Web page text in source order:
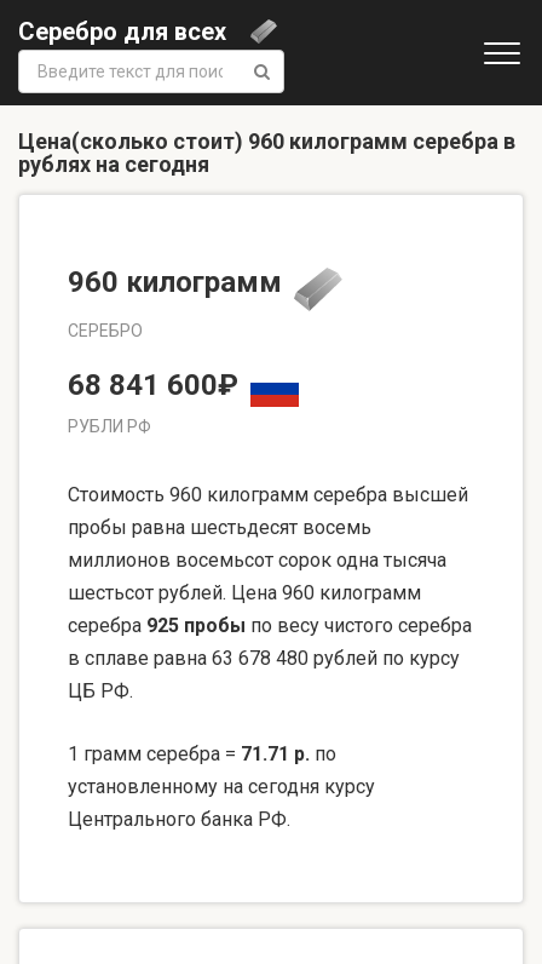
Серебро для всех
Поиск:
Цена(сколько стоит) 960 килограмм серебра в
рублях на сегодня
960 килограмм
СЕРЕБРО
68 841 600₽
РУБЛИ РФ
Стоимость 960 килограмм серебра высшей
пробы равна шестьдесят восемь
миллионов восемьсот сорок одна тысяча
шестьсот рублей. Цена 960 килограмм
серебра 925 пробы по весу чистого серебра
в сплаве равна 63 678 480 рублей по курсу
ЦБ РФ.
1 грамм серебра = 71.71 р. по
установленному на сегодня курсу
Центрального банка РФ.